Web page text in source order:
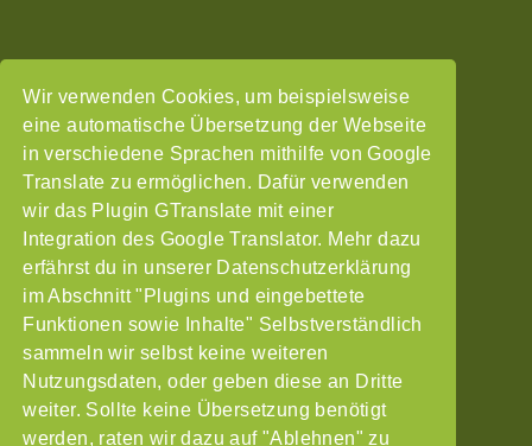
Wir verwenden Cookies, um beispielsweise
eine automatische Übersetzung der Webseite
in verschiedene Sprachen mithilfe von Google
Translate zu ermöglichen. Dafür verwenden
wir das Plugin GTranslate mit einer
Integration des Google Translator. Mehr dazu
erfährst du in unserer Datenschutzerklärung
im Abschnitt "Plugins und eingebettete
Funktionen sowie Inhalte" Selbstverständlich
sammeln wir selbst keine weiteren
Nutzungsdaten, oder geben diese an Dritte
weiter. Sollte keine Übersetzung benötigt
werden, raten wir dazu auf "Ablehnen" zu